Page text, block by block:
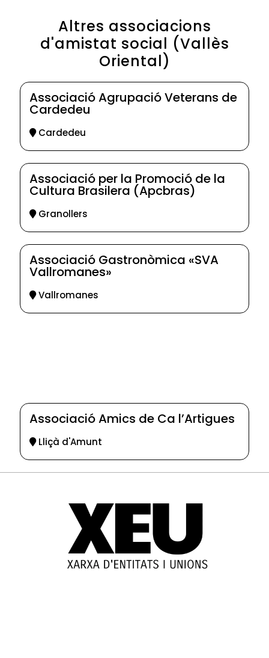
Altres associacions
d'amistat social (Vallès
Oriental)
Associació Agrupació Veterans de
Cardedeu
Cardedeu
Associació per la Promoció de la
Cultura Brasilera (Apcbras)
Granollers
Associació Gastronòmica «SVA
Vallromanes»
Vallromanes
Associació Amics de Ca l’Artigues
Lliçà d'Amunt